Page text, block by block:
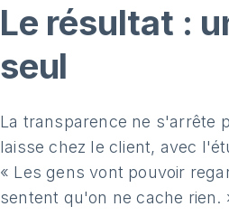
Le résultat :
seul
La transparence ne s'arrête
laisse chez le client, avec
« Les gens vont pouvoir
sentent qu'on ne cache rien.